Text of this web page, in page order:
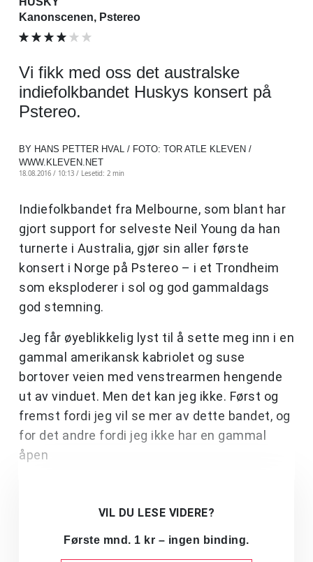
Kanonscenen, Pstereo
Vi fikk med oss det australske
indiefolkbandet Huskys konsert på
Pstereo.
BY HANS PETTER HVAL / FOTO: TOR ATLE KLEVEN /
WWW.KLEVEN.NET
18.08.2016 / 10:13 / Lesetid: 2 min
Indiefolkbandet fra Melbourne, som blant har
gjort support for selveste Neil Young da han
turnerte i Australia, gjør sin aller første
konsert i Norge på Pstereo – i et Trondheim
som eksploderer i sol og god gammaldags
god stemning.
Jeg får øyeblikkelig lyst til å sette meg inn i en
gammal amerikansk kabriolet og suse
bortover veien med venstrearmen hengende
ut av vinduet. Men det kan jeg ikke. Først og
fremst fordi jeg vil se mer av dette bandet, og
for det andre fordi jeg ikke har en gammal
åpen
VIL DU LESE VIDERE?
Første mnd. 1 kr – ingen binding.